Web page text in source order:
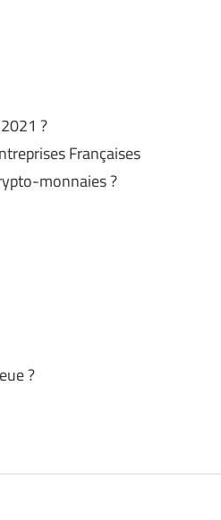
?
Françaises
monnaies ?
?